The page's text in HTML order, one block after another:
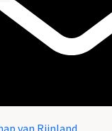
van Rijnland